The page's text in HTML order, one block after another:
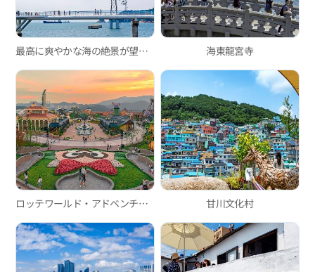
最高に爽やかな海の絶景が望める松島海上ロープウェイ！ 海東龍宮寺
ロッテワールド・アドベンチャー釜山 甘川文化村